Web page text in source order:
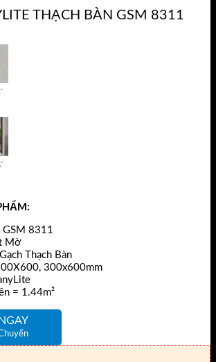
THẠCH BÀN GSM 8311
GSM 8311
Mờ
Thạch Bàn
300x600mm
= 1.44m²